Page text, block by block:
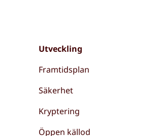
Utveckling
Framtidsplan
Säkerhet
Kryptering
Öppen källod